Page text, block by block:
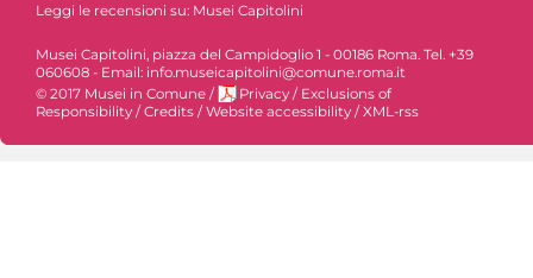
Leggi le recensioni su: Musei Capitolini
Musei Capitolini, piazza del Campidoglio 1 - 00186 Roma. Tel. +39
060608 - Email: info.museicapitolini@comune.roma.it
© 2017 Musei in Comune / Privacy / Exclusions of
Responsibility /Credits /Website accessibility /XML-rss